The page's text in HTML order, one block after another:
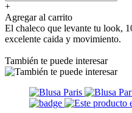
+
Agregar al carrito
El chaleco que levante tu look,
excelente caida y movimiento.
También te puede interesar